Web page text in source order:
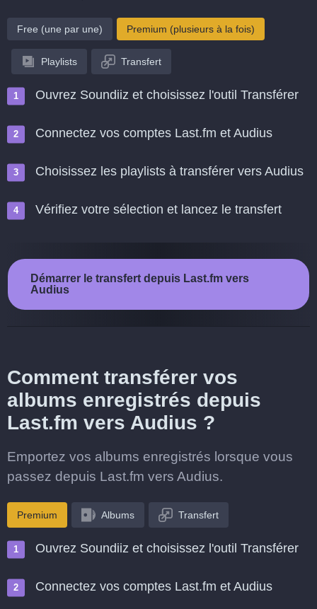
Free (une par une) Premium (plusieurs à la fois)
Playlists Transfert
Ouvrez Soundiiz et choisissez l'outil Transférer
Connectez vos comptes Last.fm et Audius
Choisissez les playlists à transférer vers Audius
Vérifiez votre sélection et lancez le transfert
Démarrer le transfert depuis Last.fm vers
Audius
Comment transférer vos
albums enregistrés depuis
Last.fm vers Audius ?
Emportez vos albums enregistrés lorsque vous
passez depuis Last.fm vers Audius.
Premium Albums Transfert
Ouvrez Soundiiz et choisissez l'outil Transférer
Connectez vos comptes Last.fm et Audius